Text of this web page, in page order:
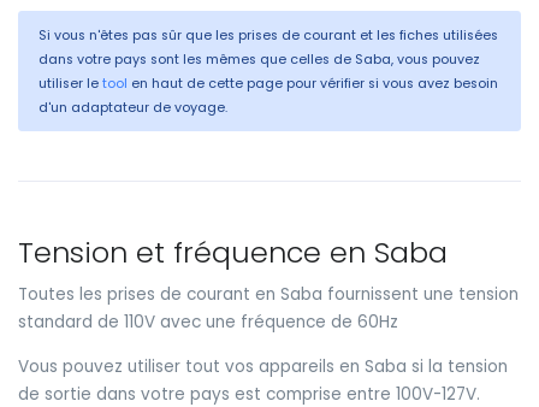
Si vous n'êtes pas sûr que les prises de courant et les fiches utilisées
dans votre pays sont les mêmes que celles de Saba, vous pouvez
utiliser le tool en haut de cette page pour vérifier si vous avez besoin
d'un adaptateur de voyage.
Tension et fréquence en Saba
Toutes les prises de courant en Saba fournissent une tension
standard de 110V avec une fréquence de 60Hz
Vous pouvez utiliser tout vos appareils en Saba si la tension
de sortie dans votre pays est comprise entre 100V-127V.